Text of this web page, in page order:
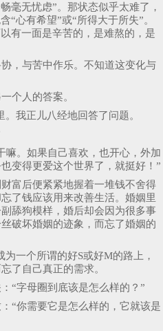
毫无忧虑”。那状态似乎太难了，
“心有希望”或“所得大于所失”。
有一面是辛苦的，是难熬的，是
，与苦中作乐。不知道这变化与
个人的答案。
我正儿八经地回答了问题。
嘛。如果自己喜欢，也开心，外加
变得更爱这个世界了，就挺好！”
富后便紧紧地握着一堆钱不舍得
了钱应该用来改善生活。婚姻里
舔狗模样，婚后却会因为很多事
破坏婚姻的迹象，而忘了婚姻的
一个所谓的好S或好M的路上，
了自己真正的需求。
“字母圈到底该是怎么样的？”
“你需要它是怎么样的，它就该是